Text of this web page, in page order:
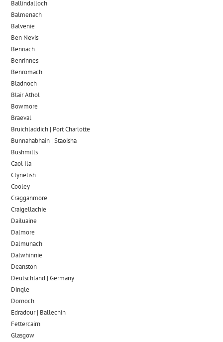
Ballindalloch
Balmenach
Balvenie
Ben Nevis
Benriach
Benrinnes
Benromach
Bladnoch
Blair Athol
Bowmore
Braeval
Bruichladdich | Port Charlotte
Bunnahabhain | Staoisha
Bushmills
Caol Ila
Clynelish
Cooley
Cragganmore
Craigellachie
Dailuaine
Dalmore​
Dalmunach
Dalwhinnie
Deanston
Deutschland | Germany
Dingle
Dornoch
Edradour | Ballechin
Fettercairn
Glasgow